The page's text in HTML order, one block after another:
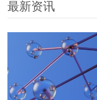
最新资讯